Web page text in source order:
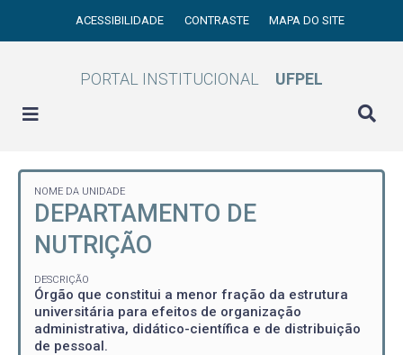
ACESSIBILIDADE CONTRASTE MAPA DO SITE
PORTAL INSTITUCIONAL UFPEL
NOME DA UNIDADE
DEPARTAMENTO DE
NUTRIÇÃO
DESCRIÇÃO
Órgão que constitui a menor fração da estrutura
universitária para efeitos de organização
administrativa, didático-científica e de distribuição
de pessoal.